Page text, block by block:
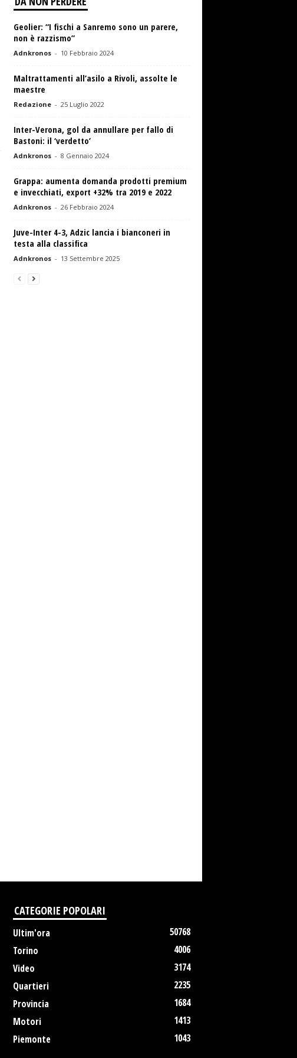
Geolier: “I fischi a Sanremo sono un parere,
non è razzismo”
Adnkronos - 10 Febbraio 2024
Maltrattamenti all’asilo a Rivoli, assolte le
maestre
Redazione - 25 Luglio 2022
Inter-Verona, gol da annullare per fallo di
Bastoni: il ‘verdetto’
Adnkronos - 8 Gennaio 2024
Grappa: aumenta domanda prodotti premium
e invecchiati, export +32% tra 2019 e 2022
Adnkronos - 26 Febbraio 2024
Juve-Inter 4-3, Adzic lancia i bianconeri in
testa alla classifica
Adnkronos - 13 Settembre 2025
CATEGORIE POPOLARI
Ultim'ora
50768
Torino
4006
Video
3174
Quartieri
2235
Provincia
1684
Motori
1413
Piemonte
1043